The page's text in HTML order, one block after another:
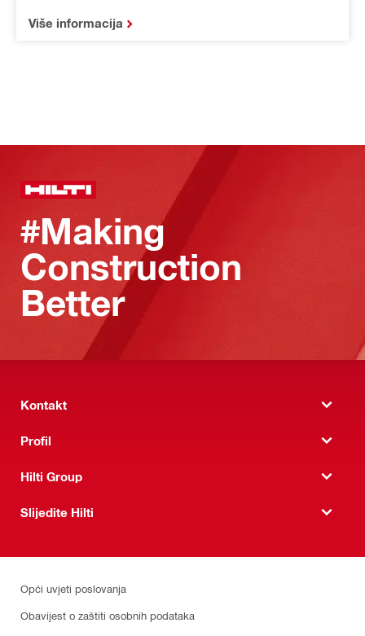
Više informacija
#Making
Construction
Better
Kontakt
Profil
Hilti Group
Slijedite Hilti
Opći uvjeti poslovanja
Obavijest o zaštiti osobnih podataka